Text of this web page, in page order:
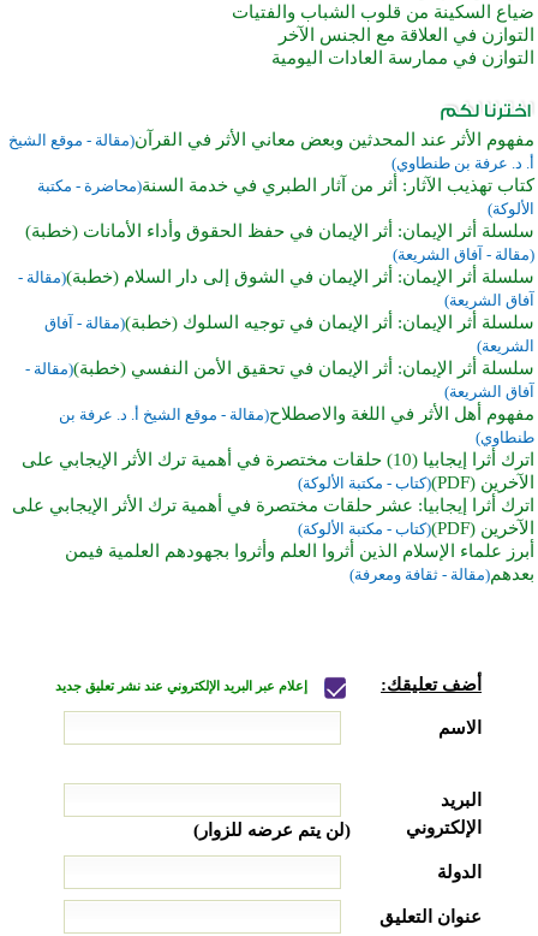
ضياع السكينة من قلوب الشباب والفتيات
التوازن في العلاقة مع الجنس الآخر
التوازن في ممارسة العادات اليومية
مفهوم الأثر عند المحدثين وبعض معاني الأثر في القرآن(مقالة - موقع الشيخ
أ. د. عرفة بن طنطاوي)
كتاب تهذيب الآثار: أثر من آثار الطبري في خدمة السنة(محاضرة - مكتبة
الألوكة)
سلسلة أثر الإيمان: أثر الإيمان في حفظ الحقوق وأداء الأمانات (خطبة)
(مقالة - آفاق الشريعة)
سلسلة أثر الإيمان: أثر الإيمان في الشوق إلى دار السلام (خطبة)(مقالة -
آفاق الشريعة)
سلسلة أثر الإيمان: أثر الإيمان في توجيه السلوك (خطبة)(مقالة - آفاق
الشريعة)
سلسلة أثر الإيمان: أثر الإيمان في تحقيق الأمن النفسي (خطبة)(مقالة -
آفاق الشريعة)
مفهوم أهل الأثر في اللغة والاصطلاح(مقالة - موقع الشيخ أ. د. عرفة بن
طنطاوي)
اترك أثرا إيجابيا (10) حلقات مختصرة في أهمية ترك الأثر الإيجابي على
الآخرين (PDF)
(كتاب - مكتبة الألوكة)
اترك أثرا إيجابيا: عشر حلقات مختصرة في أهمية ترك الأثر الإيجابي على
الآخرين (PDF)
(كتاب - مكتبة الألوكة)
أبرز علماء الإسلام الذين أثروا العلم وأثروا بجهودهم العلمية فيمن
بعدهم(مقالة - ثقافة ومعرفة)
أضف تعليقك: إعلام عبر البريد الإلكتروني عند نشر تعليق جديد
الاسم
البريد
الإلكتروني
(لن يتم عرضه للزوار)
الدولة
عنوان التعليق